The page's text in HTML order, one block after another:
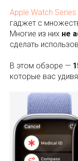
Apple Watch Series
гаджет с
Многие из них не
сделать
В этом обзоре —
которые вас